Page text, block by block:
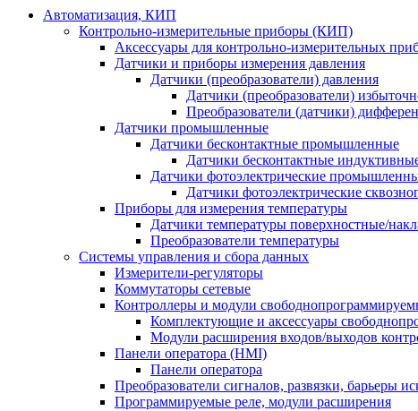
Автоматизация, КИП
Контрольно-измерительные приборы (КИП)
Аксессуары для контрольно-измерительных
Датчики и приборы измерения давления
Датчики (преобразователи) давления
Датчики (преобразователи)
Преобразователи (датчики)
Датчики промышленные
Датчики бесконтактные промышленные
Датчики бесконтактные
Датчики фотоэлектрические
Датчики фотоэлектрические
Приборы для измерения температуры
Датчики температуры поверхностные/
Преобразователи температуры
Системы управления и сбора данных
Измерители-регуляторы
Коммутаторы сетевые
Контроллеры и модули
Комплектующие и аксессуары
Модули расширения входов/выходов
Панели оператора (HMI)
Панели оператора
Преобразователи сигналов, развязки, барьеры
Программируемые реле, модули расширения